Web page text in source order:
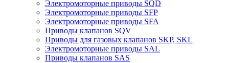
Электромоторные приводы SQD
Электромоторные приводы SFP
Электромоторные приводы SFA
Приводы клапанов SQV
Приводы для газовых клапанов SKP, SKL
Электромоторные приводы SAL
Приводы клапанов SAS